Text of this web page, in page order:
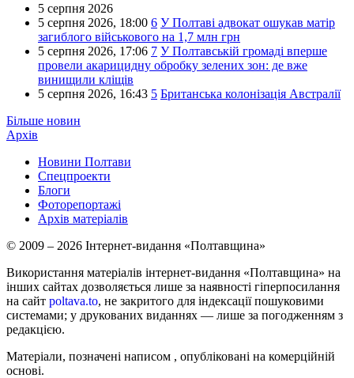
5 серпня 2026
5 серпня 2026, 18:00 6 У Полтаві адвокат ошукав матір
загиблого військового на 1,7 млн грн
5 серпня 2026, 17:06 7 У Полтавській громаді вперше
провели акарицидну обробку зелених зон: де вже
винищили кліщів
5 серпня 2026, 16:43 5 Британська колонізація Австралії
Більше новин
Архів
Новини Полтави
Спецпроекти
Блоги
Фоторепортажі
Архів матеріалів
© 2009 – 2026 Інтернет-видання «Полтавщина»
Використання матеріалів інтернет-видання «Полтавщина» на
інших сайтах дозволяється лише за наявності гіперпосилання
на сайт poltava.to, не закритого для індексації пошуковими
системами; у друкованих виданнях — лише за погодженням з
редакцією.
Матеріали, позначені написом , опубліковані на комерційній
основі.